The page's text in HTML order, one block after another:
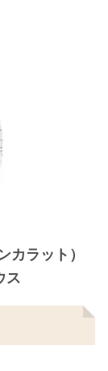
カラット）
ス